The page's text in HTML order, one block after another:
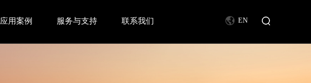
EN
应用案例 服务与支持 联系我们